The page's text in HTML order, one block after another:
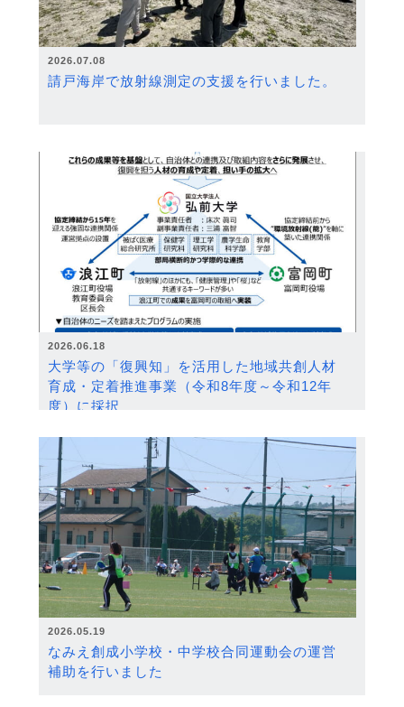
2026.07.08
請戸海岸で放射線測定の支援を行いました。
2026.06.18
大学等の「復興知」を活用した地域共創人材
育成・定着推進事業（令和8年度～令和12年
度）に採択
2026.05.19
なみえ創成小学校・中学校合同運動会の運営
補助を行いました